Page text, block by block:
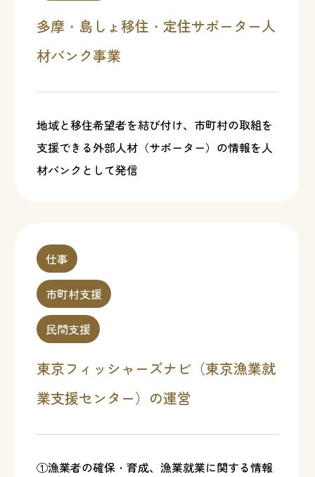
多摩・島しょ移住・定住サポーター人
材バンク事業
地域と移住希望者を結び付け、市町村の取組を
支援できる外部人材（サポーター）の情報を人
材バンクとして発信
仕事
市町村支援
民間支援
東京フィッシャーズナビ（東京漁業就
業支援センター）の運営
①漁業者の確保・育成、漁業就業に関する情報